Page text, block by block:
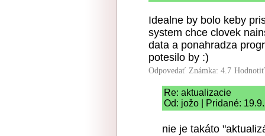
Idealne by bolo keby
system chce clovek
data a ponahradza
potesilo by :)
Odpovedať Známka: 4.7
Re: aktualizacie
Od: jožo | Pridané:
nie je takáto